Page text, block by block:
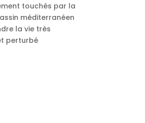
touchés par la
méditerranéen
la vie très
perturbé